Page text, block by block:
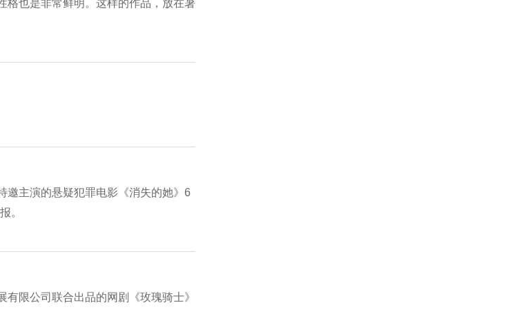
格也是非常鲜明。这样的作品，放在暑
邀主演的悬疑犯罪电影《消失的她》6
。
限公司联合出品的网剧《玫瑰骑士》